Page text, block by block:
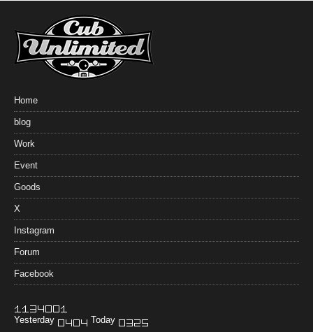
Home
blog
Work
Event
Goods
X
Instagram
Forum
Facebook
Yesterday Today